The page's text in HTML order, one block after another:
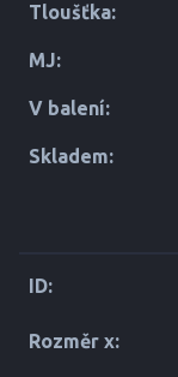
Tloušťka:
MJ:
V balení:
Skladem:
ID:
Rozměr x: